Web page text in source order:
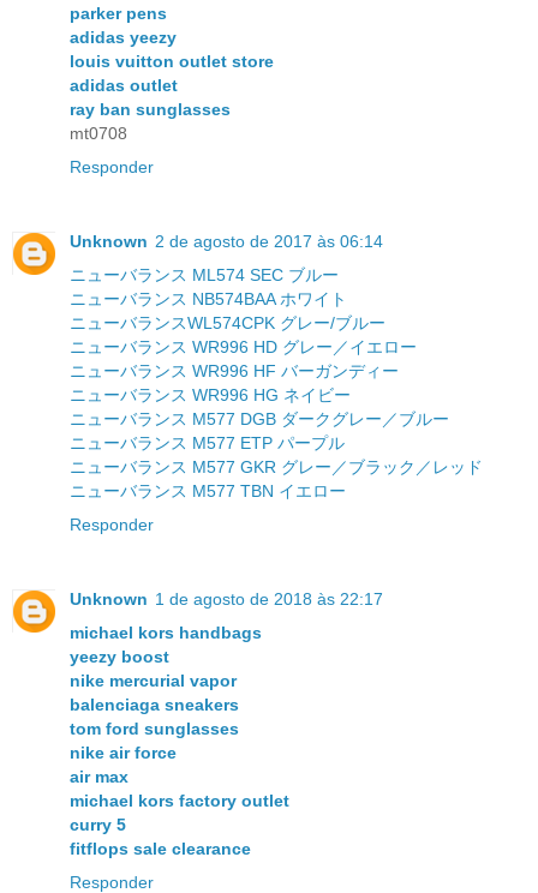
parker pens
adidas yeezy
louis vuitton outlet store
adidas outlet
ray ban sunglasses
mt0708
Responder
Unknown 2 de agosto de 2017 às 06:14
ニューバランス ML574 SEC ブルー
ニューバランス NB574BAA ホワイト
ニューバランスWL574CPK グレー/ブルー
ニューバランス WR996 HD グレー／イエロー
ニューバランス WR996 HF バーガンディー
ニューバランス WR996 HG ネイビー
ニューバランス M577 DGB ダークグレー／ブルー
ニューバランス M577 ETP パープル
ニューバランス M577 GKR グレー／ブラック／レッド
ニューバランス M577 TBN イエロー
Responder
Unknown 1 de agosto de 2018 às 22:17
michael kors handbags
yeezy boost
nike mercurial vapor
balenciaga sneakers
tom ford sunglasses
nike air force
air max
michael kors factory outlet
curry 5
fitflops sale clearance
Responder